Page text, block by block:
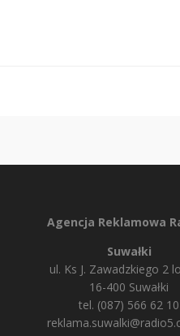
Agencja Reklamowa
Suwałki
ul. Ks J. Zawadzkiego 2
16-400 Suwałki
tel. (087) 566 62 10